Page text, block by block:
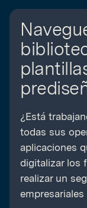
¿Está
todas sus
aplicaciones
digitalizar los
realizar un